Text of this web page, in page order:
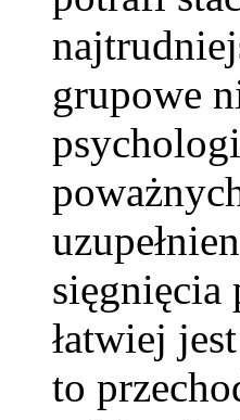
grupowe
sięgnięcia
łatwiej
to